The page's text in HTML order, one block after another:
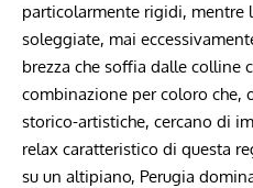
particolarmente rigidi, mentre
soleggiate, mai
brezza che⁣ soffia dalle colline⁣
combinazione per coloro che,
storico-artistiche,⁣ cercano di
relax caratteristico di questa
su un altipiano, Perugia